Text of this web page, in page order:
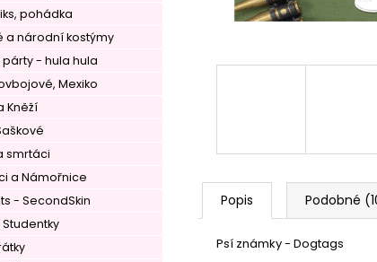
pohádka
a národní kostýmy
párty - hula hula
Mexiko
Kněží
smrtáci
a Námořnice
- SecondSkin
Studentky
Popis Podobné
Psí známky - Dogtags